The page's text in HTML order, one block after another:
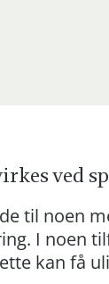
ved
til noen
I noen
kan få